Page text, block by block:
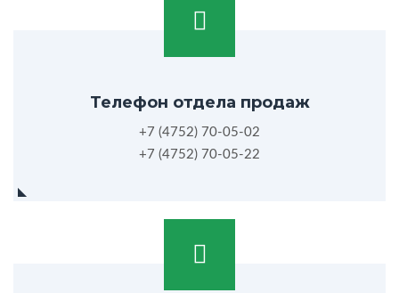
Телефон отдела продаж
+7 (4752) 70-05-02
+7 (4752) 70-05-22